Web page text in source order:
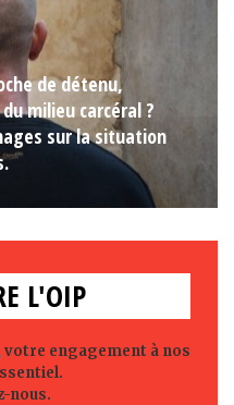
de détenu,
milieu carcéral ?
sur la situation
L'OIP
engagement à nos
nous.